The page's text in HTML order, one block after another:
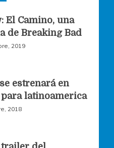
t
t
r
El Camino, una
de Breaking Bad
2019
estrenará en
latinoamerica
2018